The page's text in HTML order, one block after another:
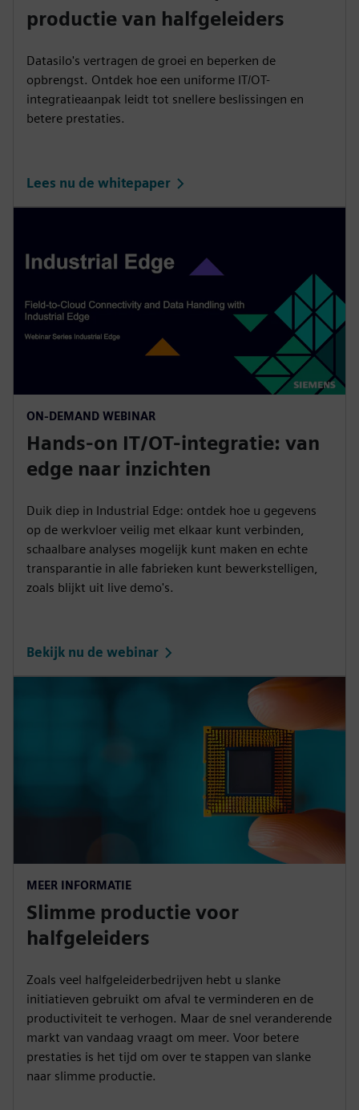
productie van halfgeleiders
Datasilo's vertragen de groei en beperken de
opbrengst. Ontdek hoe een uniforme IT/OT-
integratieaanpak leidt tot snellere beslissingen en
betere prestaties.
Lees nu de whitepaper
ON-DEMAND WEBINAR
Hands-on IT/OT-integratie: van
edge naar inzichten
Duik diep in Industrial Edge: ontdek hoe u gegevens
op de werkvloer veilig met elkaar kunt verbinden,
schaalbare analyses mogelijk kunt maken en echte
transparantie in alle fabrieken kunt bewerkstelligen,
zoals blijkt uit live demo's.
Bekijk nu de webinar
MEER INFORMATIE
Slimme productie voor
halfgeleiders
Zoals veel halfgeleiderbedrijven hebt u slanke
initiatieven gebruikt om afval te verminderen en de
productiviteit te verhogen. Maar de snel veranderende
markt van vandaag vraagt om meer. Voor betere
prestaties is het tijd om over te stappen van slanke
naar slimme productie.